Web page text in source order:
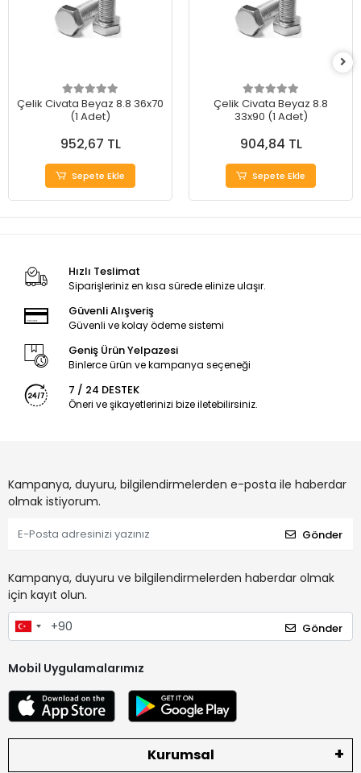
Çelik Civata Beyaz 8.8 36x70
(1 Adet)
952,67 TL
Sepete Ekle
Çelik Civata Beyaz 8.8
33x90 (1 Adet)
904,84 TL
Sepete Ekle
Hızlı Teslimat
Siparişleriniz en kısa sürede elinize ulaşır.
Güvenli Alışveriş
Güvenli ve kolay ödeme sistemi
Geniş Ürün Yelpazesi
Binlerce ürün ve kampanya seçeneği
7 / 24 DESTEK
Öneri ve şikayetlerinizi bize iletebilirsiniz.
Kampanya, duyuru, bilgilendirmelerden e-posta ile haberdar
olmak istiyorum.
Gönder
Kampanya, duyuru ve bilgilendirmelerden haberdar olmak
için kayıt olun.
Gönder
Mobil Uygulamalarımız
Kurumsal